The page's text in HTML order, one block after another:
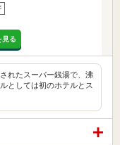
見る
れたスーパー銭湯で、沸
としては初のホテルとス